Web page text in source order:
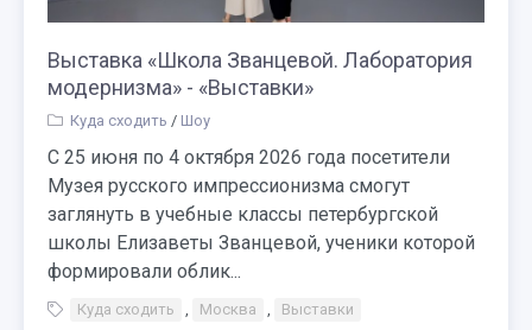
Выставка «Школа Званцевой. Лаборатория
модернизма» - «Выставки»
Куда сходить / Шоу
С 25 июня по 4 октября 2026 года посетители
Музея русского импрессионизма смогут
заглянуть в учебные классы петербургской
школы Елизаветы Званцевой, ученики которой
формировали облик...
Куда сходить , Москва , Выставки